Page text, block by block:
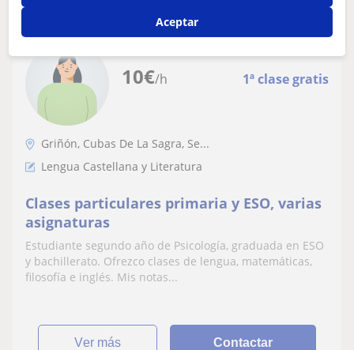
10€/h 1ª clase gratis
Griñón, Cubas De La Sagra, Se...
Lengua Castellana y Literatura
Clases particulares primaria y ESO, varias
asignaturas
Estudiante segundo año de Psicología, graduada en ESO
y bachillerato. Ofrezco clases de lengua, matemáticas,
filosofía e inglés. Mis notas...
ver más Contactar
Aceptar